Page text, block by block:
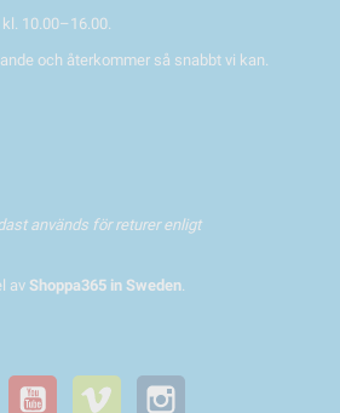
10.00–16.00.
och återkommer så snabbt vi kan.
används för returer enligt
av Shoppa365 in Sweden.
RSS YouTube Vimeo